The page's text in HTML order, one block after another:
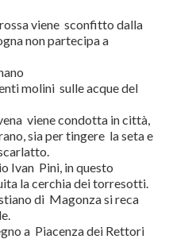
viene sconfitto dalla
non partecipa a
molini sulle acque del
viene condotta in città,
sia per tingere la seta e
Ivan Pini, in questo
la cerchia dei torresotti.
di Magonza si reca
a Piacenza dei Rettori